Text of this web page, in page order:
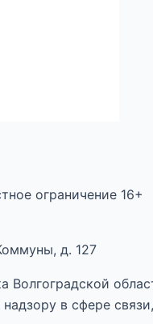
ограничение 16+
д. 127
в сфере